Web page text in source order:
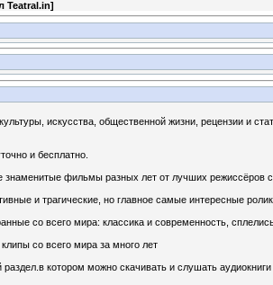
Teatral.in]
искусства, общественной жизни, рецензии и
и бесплатно.
знаменитые фильмы разных лет от лучших режиссёров
и трагические, но главное самые интересные
со всего мира: классика и современность,
со всего мира за много лет
котором можно скачивать и слушать